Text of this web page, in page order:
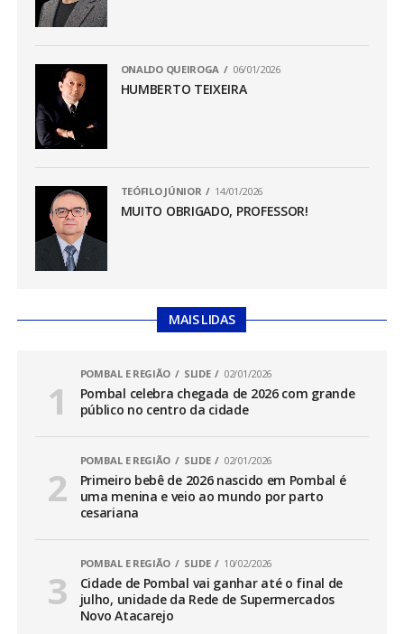
ONALDO QUEIROGA 06/01/2026
HUMBERTO TEIXEIRA
TEÓFILO JÚNIOR 14/01/2026
MUITO OBRIGADO, PROFESSOR!
MAIS LIDAS
POMBAL E REGIÃO SLIDE 02/01/2026
Pombal celebra chegada de 2026 com grande
público no centro da cidade
POMBAL E REGIÃO SLIDE 02/01/2026
Primeiro bebê de 2026 nascido em Pombal é
uma menina e veio ao mundo por parto
cesariana
POMBAL E REGIÃO SLIDE 10/02/2026
Cidade de Pombal vai ganhar até o final de
julho, unidade da Rede de Supermercados
Novo Atacarejo